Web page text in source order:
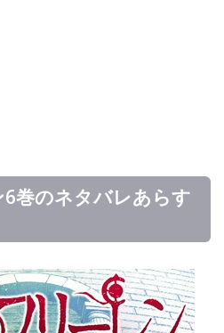
巻のネタバレあらす